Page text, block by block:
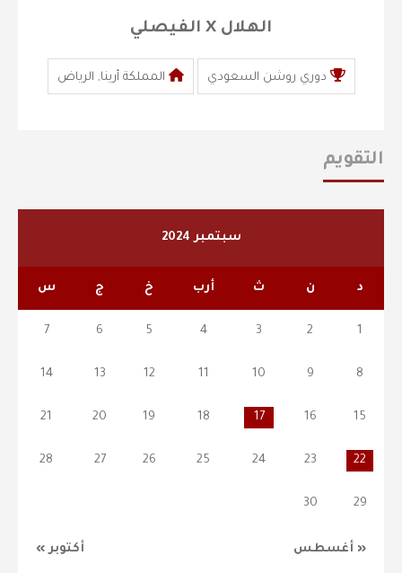
الهلال X الفيصلي
دوري روشن السعودي المملكة أرينا, الرياض
التقويم
سبتمبر 2024
د ن ث أرب خ ج س
« أغسطس أكتوبر »
1
2
3
4
5
6
7
8
9
10
11
12
13
14
15
16
17
18
19
20
21
22
23
24
25
26
27
28
29
30